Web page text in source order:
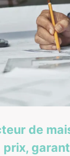
de
prix,